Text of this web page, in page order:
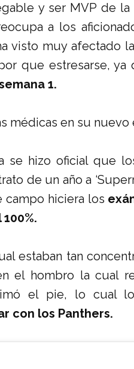
y ser MVP de
a los
visto muy afectado
que estresarse, ya
1.
médicas en su nuevo
se hizo oficial que
de un año a
campo hiciera los
estaban tan
el hombro la cual
el pie, lo cual
con los Panthers.